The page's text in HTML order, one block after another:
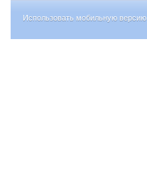
Использовать мобильную версию